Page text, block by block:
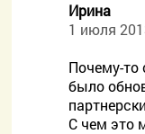
Ирина
1 июля
Почему-то
было
С чем это